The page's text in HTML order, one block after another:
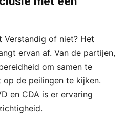
Verstandig of niet? Het
ervan af. Van de partijen,
om samen te
de peilingen te kijken.
en CDA is er ervaring